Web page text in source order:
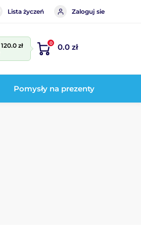
Lista życzeń Zaloguj sie
120.0 zł
0 0.0 zł
Pomysły na prezenty